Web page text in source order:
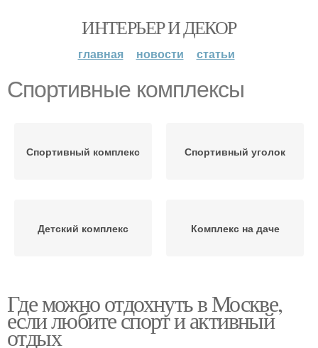
ИНТЕРЬЕР И ДЕКОР
главная новости статьи
Спортивные комплексы
Спортивный комплекс Спортивный уголок
Детский комплекс Комплекс на даче
Где можно отдохнуть в Москве,
если любите спорт и активный
отдых